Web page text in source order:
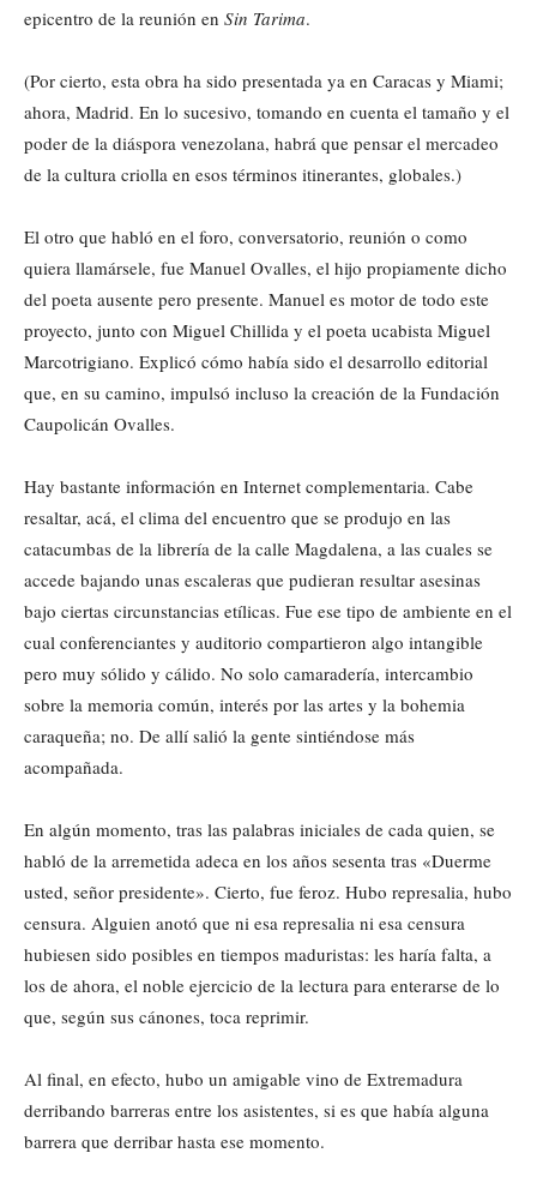
epicentro de la reunión en Sin Tarima.
(Por cierto, esta obra ha sido presentada ya en Caracas y Miami;
ahora, Madrid. En lo sucesivo, tomando en cuenta el tamaño y el
poder de la diáspora venezolana, habrá que pensar el mercadeo
de la cultura criolla en esos términos itinerantes, globales.)
El otro que habló en el foro, conversatorio, reunión o como
quiera llamársele, fue Manuel Ovalles, el hijo propiamente dicho
del poeta ausente pero presente. Manuel es motor de todo este
proyecto, junto con Miguel Chillida y el poeta ucabista Miguel
Marcotrigiano. Explicó cómo había sido el desarrollo editorial
que, en su camino, impulsó incluso la creación de la Fundación
Caupolicán Ovalles.
Hay bastante información en Internet complementaria. Cabe
resaltar, acá, el clima del encuentro que se produjo en las
catacumbas de la librería de la calle Magdalena, a las cuales se
accede bajando unas escaleras que pudieran resultar asesinas
bajo ciertas circunstancias etílicas. Fue ese tipo de ambiente en el
cual conferenciantes y auditorio compartieron algo intangible
pero muy sólido y cálido. No solo camaradería, intercambio
sobre la memoria común, interés por las artes y la bohemia
caraqueña; no. De allí salió la gente sintiéndose más
acompañada.
En algún momento, tras las palabras iniciales de cada quien, se
habló de la arremetida adeca en los años sesenta tras «Duerme
usted, señor presidente». Cierto, fue feroz. Hubo represalia, hubo
censura. Alguien anotó que ni esa represalia ni esa censura
hubiesen sido posibles en tiempos maduristas: les haría falta, a
los de ahora, el noble ejercicio de la lectura para enterarse de lo
que, según sus cánones, toca reprimir.
Al final, en efecto, hubo un amigable vino de Extremadura
derribando barreras entre los asistentes, si es que había alguna
barrera que derribar hasta ese momento.